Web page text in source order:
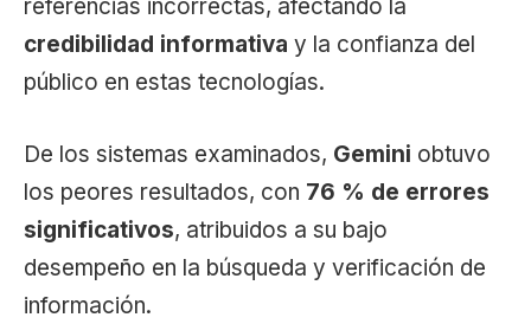
referencias incorrectas, afectando la
credibilidad informativa y la confianza del
público en estas tecnologías.
De los sistemas examinados, Gemini obtuvo
los peores resultados, con 76 % de errores
significativos, atribuidos a su bajo
desempeño en la búsqueda y verificación de
información.